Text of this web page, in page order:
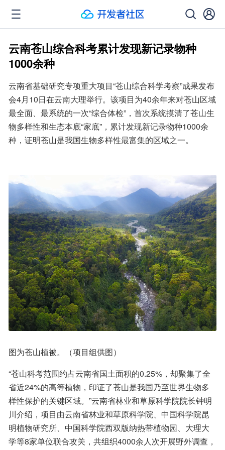
云南苍山综合科考累计发现新记录物种
1000余种
云南省基础研究专项重大项目“苍山综合科学考察”成果发布
会4月10日在云南大理举行。该项目为40余年来对苍山区域
最全面、最系统的一次“综合体检”，首次系统摸清了苍山生
物多样性和生态本底“家底”，累计发现新记录物种1000余
种，证明苍山是我国生物多样性最富集的区域之一。
图为苍山植被。（项目组供图）
“苍山科考范围约占云南省国土面积的0.25%，却聚集了全
省近24%的高等植物，印证了苍山是我国乃至世界生物多
样性保护的关键区域。”云南省林业和草原科学院院长钟明
川介绍，项目由云南省林业和草原科学院、中国科学院昆
明植物研究所、中国科学院西双版纳热带植物园、大理大
学等8家单位联合攻关，共组织4000余人次开展野外调查，